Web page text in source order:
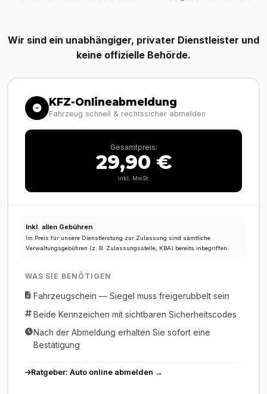
Wir sind ein unabhängiger, privater Dienstleister und
keine offizielle Behörde.
KFZ-Onlineabmeldung
Fahrzeug schnell & rechtssicher abmelden
Gesamtpreis:
29,90 €
inkl. MwSt.
Inkl. allen Gebühren
Im Preis für unsere Dienstleistung zur Zulassung sind sämtliche
Verwaltungsgebühren (z. B. Zulassungsstelle, KBA) bereits inbegriffen.
WAS SIE BENÖTIGEN
Fahrzeugschein — Siegel muss freigerubbelt sein
Beide Kennzeichen mit sichtbaren Sicherheitscodes
Nach der Abmeldung erhalten Sie sofort eine
Bestätigung
Ratgeber: Auto online abmelden →